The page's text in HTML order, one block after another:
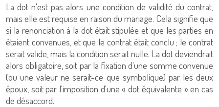
La dot n'est pas alors une condition de validité du contrat,
mais elle est requise en raison du mariage. Cela signifie que
si la renonciation à la dot était stipulée et que les parties en
étaient convenues, et que le contrat était conclu ; le contrat
serait valide, mais la condition serait nulle. La dot deviendrait
alors obligatoire, soit par la fixation d'une somme convenue
(ou une valeur ne serait-ce que symbolique) par les deux
époux, soit par l'imposition d'une « dot équivalente » en cas
de désaccord.